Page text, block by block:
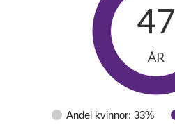
Andel kvinnor: 33%
47
ÅR